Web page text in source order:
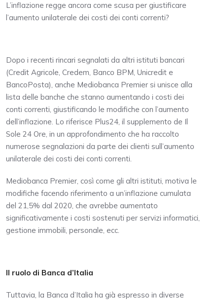
L’inflazione regge ancora come scusa per giustificare
l’aumento unilaterale dei costi dei conti correnti?
Dopo i recenti rincari segnalati da altri istituti bancari
(Credit Agricole, Credem, Banco BPM, Unicredit e
BancoPosta), anche Mediobanca Premier si unisce alla
lista delle banche che stanno aumentando i costi dei
conti correnti, giustificando le modifiche con l’aumento
dell’inflazione. Lo riferisce Plus24, il supplemento de Il
Sole 24 Ore, in un approfondimento che ha raccolto
numerose segnalazioni da parte dei clienti sull’aumento
unilaterale dei costi dei conti correnti.
Mediobanca Premier, così come gli altri istituti, motiva le
modifiche facendo riferimento a un’inflazione cumulata
del 21,5% dal 2020, che avrebbe aumentato
significativamente i costi sostenuti per servizi informatici,
gestione immobili, personale, ecc.
Il ruolo di Banca d’Italia
Tuttavia, la Banca d’Italia ha già espresso in diverse